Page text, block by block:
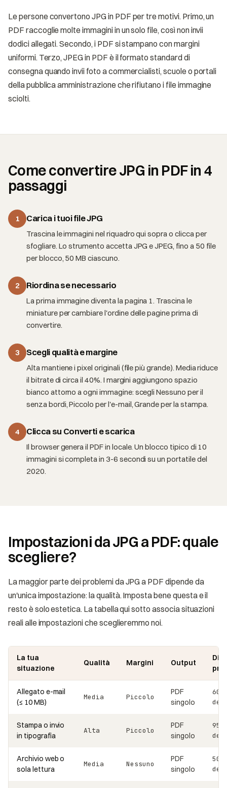
Le persone convertono JPG in PDF per tre motivi. Primo, un
PDF raccoglie molte immagini in un solo file, così non invii
dodici allegati. Secondo, i PDF si stampano con margini
uniformi. Terzo, JPEG in PDF è il formato standard di
consegna quando invii foto a commercialisti, scuole o portali
della pubblica amministrazione che rifiutano i file immagine
sciolti.
Come convertire JPG in PDF in 4
passaggi
1 Carica i tuoi file JPG
Trascina le immagini nel riquadro qui sopra o clicca per
sfogliare. Lo strumento accetta JPG e JPEG, fino a 50 file
per blocco, 50 MB ciascuno.
2 Riordina se necessario
La prima immagine diventa la pagina 1. Trascina le
miniature per cambiare l'ordine delle pagine prima di
convertire.
3 Scegli qualità e margine
Alta mantiene i pixel originali (file più grande). Media riduce
il bitrate di circa il 40%. I margini aggiungono spazio
bianco attorno a ogni immagine: scegli Nessuno per il
senza bordi, Piccolo per l'e-mail, Grande per la stampa.
4 Clicca su Converti e scarica
Il browser genera il PDF in locale. Un blocco tipico di 10
immagini si completa in 3-6 secondi su un portatile del
2020.
Impostazioni da JPG a PDF: quale
scegliere?
La maggior parte dei problemi da JPG a PDF dipende da
un'unica impostazione: la qualità. Imposta bene questa e il
resto è solo estetica. La tabella qui sotto associa situazioni
reali alle impostazioni che sceglieremmo noi.
La tua
situazione
Qualità Margini Output
Allegato e-mail
(≤ 10 MB)
Media Piccolo
PDF
singolo
60-
Stampa o invio
in tipografia
Alta Piccolo
PDF
singolo
95-
Archivio web o
sola lettura
Media Nessuno
PDF
singolo
50-